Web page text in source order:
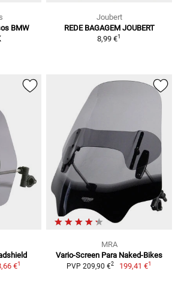
BMW
Joubert
REDE BAGAGEM JOUBERT
8,99 €1
€1
MRA
Vario-Screen Para Naked-Bikes
PVP 209,90 €2 199,41 €1